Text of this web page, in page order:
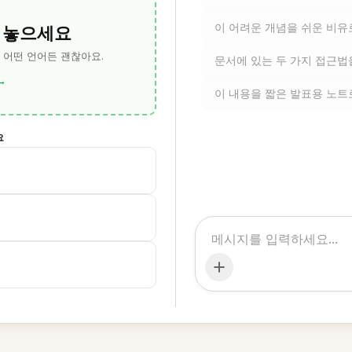
으세요
떤 언어든 괜찮아요.
이 어려운 개념을 쉬운 비
문서에 있는 두 가지 접근
이 내용을 짧은 발표용 노